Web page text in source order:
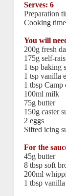
Serves: 6
Preparation
Cooking
You will
200g fresh
175g self-
1 tsp baking
1 tsp vanilla
1 tbsp Camp
100ml milk
75g butter
150g caster
2 eggs
Sifted icing
For the
45g butter
8 tbsp soft
200ml
1 tbsp vanilla